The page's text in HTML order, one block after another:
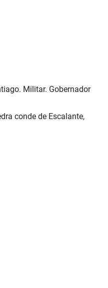
Militar. Gobernador
conde de Escalante,